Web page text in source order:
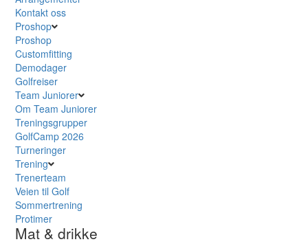
Kontakt oss
Proshop
Proshop
Customfitting
Demodager
Golfreiser
Team Juniorer
Om Team Juniorer
Treningsgrupper
GolfCamp 2026
Turneringer
Trening
Trenerteam
Veien til Golf
Sommertrening
Protimer
Mat & drikke